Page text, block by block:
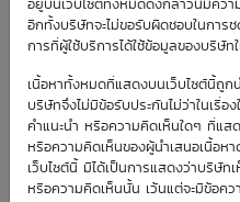
อยู่บนเว็บไซต์ทั้งหมดดังกล่าวนี้มีคว
อีกทั้งบริษัทจะไม่ขอรับผิดชอบในการ
การที่ผู้ใช้บริการได้ใช้ข้อมูลของบริษัท
เนื้อหาทั้งหมดที่แสดงบนเว็บไซต์นี้ถู
บริษัทจึงไม่มีข้อรับประกันไม่ว่าในเรื่อ
คำแนะนำ หรือความคิดเห็นใดๆ ที่แส
หรือความคิดเห็นของผู้นำเสนอเนื้อห
เว็บไซต์นี้ มิได้เป็นการแสดงว่าบริษัท
หรือความคิดเห็นนั้น เว้นแต่จะมีข้อค
Effective Gearing
-1.84